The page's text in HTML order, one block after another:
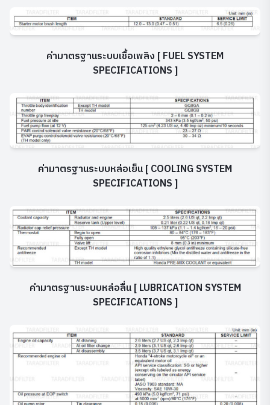
ค่ามาตรฐานระบบเชื้อเพลิง [ FUEL SYSTEM
SPECIFICATIONS ]
ค่ามาตรฐานระบบหล่อเย็น [ COOLING SYSTEM
SPECIFICATIONS ]
ค่ามาตรฐานระบบหล่อลื่น [ LUBRICATION SYSTEM
SPECIFICATIONS ]